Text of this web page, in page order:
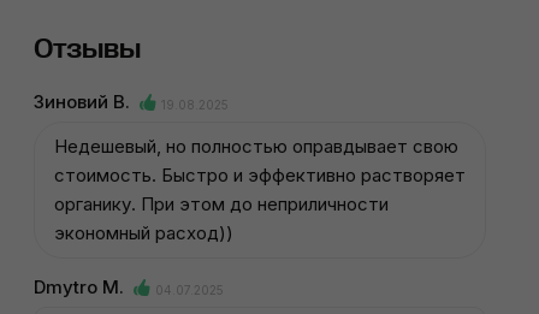
Отзывы
Зиновий В. 19.08.2025
Недешевый, но полностью оправдывает свою
стоимость. Быстро и эффективно растворяет
органику. При этом до неприличности
экономный расход))
Dmytro M. 04.07.2025